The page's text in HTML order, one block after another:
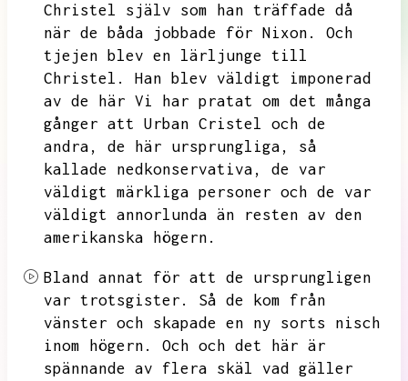
Christel själv som han träffade då
när de båda jobbade för Nixon.
Och
tjejen blev en lärljunge till
Christel. Han blev väldigt imponerad
av de här Vi har pratat om det många
gånger att Urban Cristel och de
andra, de här ursprungliga, så
kallade nedkonservativa,
de var
väldigt märkliga personer och de var
väldigt annorlunda än resten av den
amerikanska
högern.
Bland annat för att de ursprungligen
var trotsgister.
Så de kom från
vänster och skapade en ny sorts nisch
inom högern.
Och och det här är
spännande av flera skäl vad gäller